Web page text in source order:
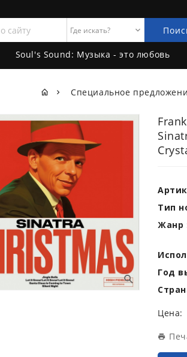
Soul's Sound: Музыка - это любовь
Специальное
Тип
Жанр
Год
Цена: